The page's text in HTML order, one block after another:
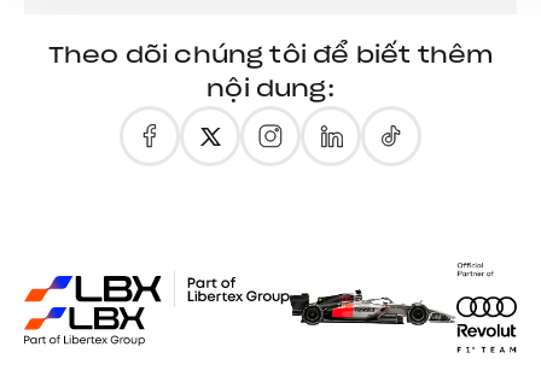
Theo dõi chúng tôi để biết thêm
nội dung: